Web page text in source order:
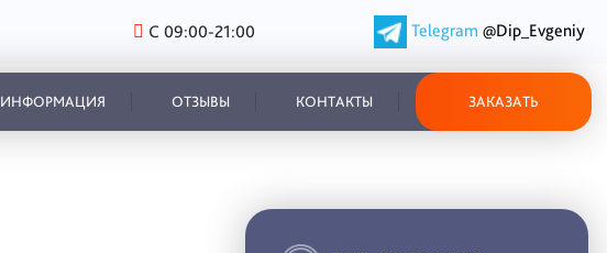
С 09:00-21:00 Telegram @Dip_Evgeniy
ИНФОРМАЦИЯ ОТЗЫВЫ КОНТАКТЫ ЗАКАЗАТЬ